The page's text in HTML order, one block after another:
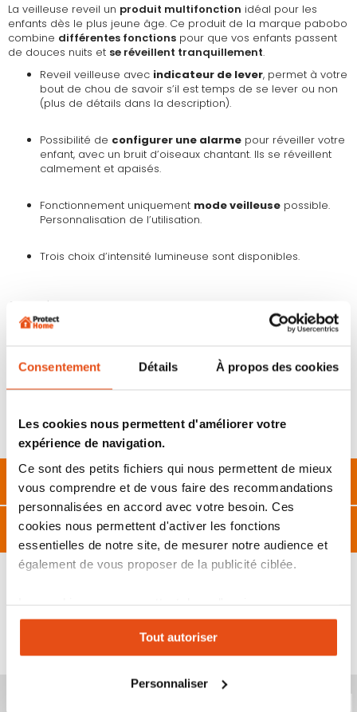
Consentement Détails À propos des cookies
Les cookies nous permettent d'améliorer votre
expérience de navigation.
Ce sont des petits fichiers qui nous permettent de mieux
vous comprendre et de vous faire des recommandations
personnalisées en accord avec votre besoin. Ces
cookies nous permettent d'activer les fonctions
essentielles de notre site, de mesurer notre audience et
également de vous proposer de la publicité ciblée.
expérience personnalisée sur notre site. Vous pouvez
changer votre choix à n'importe quel moment. Refuser
tous les cookies peut limiter certaines fonctionnalités.
Tout autoriser
Personnaliser
La veilleuse reveil un produit multifonction idéal pour les
enfants dès le plus jeune âge. Ce produit de la marque pabobo
combine différentes fonctions pour que vos enfants passent
de douces nuits et se réveillent tranquillement.
Reveil veilleuse avec indicateur de lever, permet à votre
bout de chou de savoir s’il est temps de se lever ou non
(plus de détails dans la description).
Possibilité de configurer une alarme pour réveiller votre
enfant, avec un bruit d’oiseaux chantant. Ils se réveillent
calmement et apaisés.
Fonctionnement uniquement mode veilleuse possible.
Personnalisation de l’utilisation.
Trois choix d’intensité lumineuse sont disponibles.
Caractéristiques :
Fonction : veilleuse, indicateur de lever et réveil.
Couleur : blanc
Alimentation : branché sur une prise (câble fourni) ou avec
Dimensions : 19 x 8 x 18 cm
Description
Caractéristiques
VOUS POURRIEZ ÉGALEMENT ÊTRE INTÉRESSÉ
PAR...